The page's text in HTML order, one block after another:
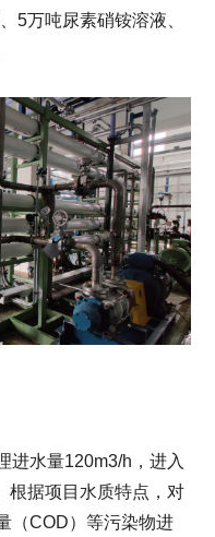
5万吨尿素硝铵溶液、
进水量120m3/h，进入
根据项目水质特点，对
（COD）等污染物进